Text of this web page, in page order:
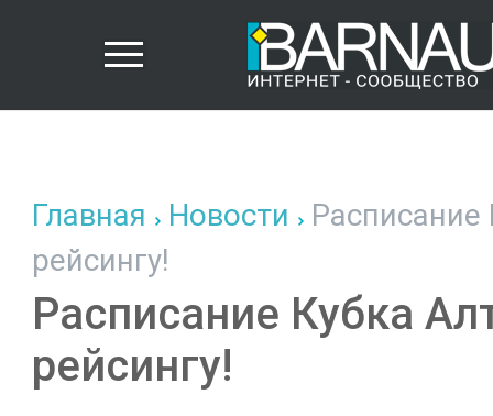
Главная Новости Расписание
рейсингу!
Расписание Кубка
рейсингу!